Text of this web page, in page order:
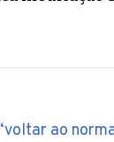
ao